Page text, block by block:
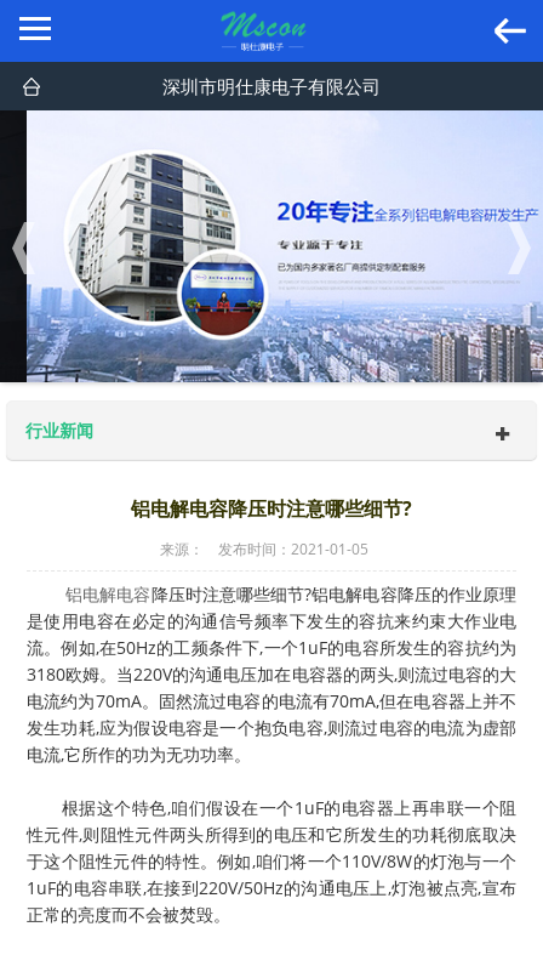
深圳市明仕康电子有限公司
行业新闻
铝电解电容降压时注意哪些细节?
来源： 发布时间：2021-01-05
铝电解电容降压时注意哪些细节?铝电解电容降压的作业原理
是使用电容在必定的沟通信号频率下发生的容抗来约束大作业电
流。例如,在50Hz的工频条件下,一个1uF的电容所发生的容抗约为
3180欧姆。当220V的沟通电压加在电容器的两头,则流过电容的大
电流约为70mA。固然流过电容的电流有70mA,但在电容器上并不
发生功耗,应为假设电容是一个抱负电容,则流过电容的电流为虚部
电流,它所作的功为无功功率。
根据这个特色,咱们假设在一个1uF的电容器上再串联一个阻
性元件,则阻性元件两头所得到的电压和它所发生的功耗彻底取决
于这个阻性元件的特性。例如,咱们将一个110V/8W的灯泡与一个
1uF的电容串联,在接到220V/50Hz的沟通电压上,灯泡被点亮,宣布
正常的亮度而不会被焚毁。